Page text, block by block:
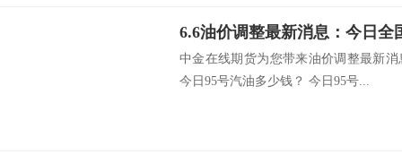
中金在线期货为您带来油价调整最新
今日95号汽油多少钱？ 今日95号...